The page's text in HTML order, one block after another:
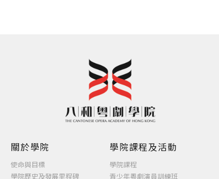
關於學院
使命與目標
學院歷史及發展里程碑
學院課程及活動
學院課程
青少年粵劇演員訓練班